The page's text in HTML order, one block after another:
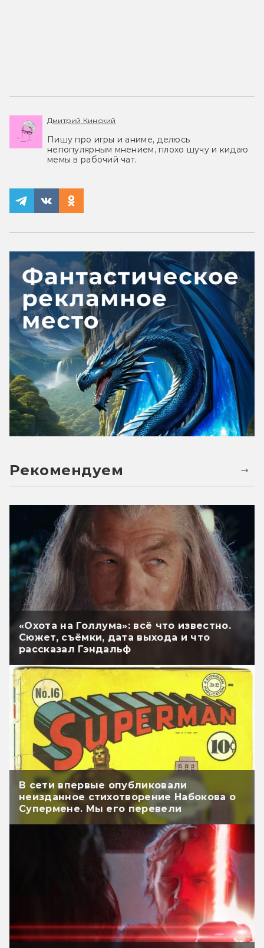
Дмитрий Кинский
Пишу про игры и аниме, делюсь
непопулярным мнением, плохо шучу и кидаю
мемы в рабочий чат.
Рекомендуем
«Охота на Голлума»: всё что известно.
Сюжет, съёмки, дата выхода и что
рассказал Гэндальф
В сети впервые опубликовали
неизданное стихотворение Набокова о
Супермене. Мы его перевели